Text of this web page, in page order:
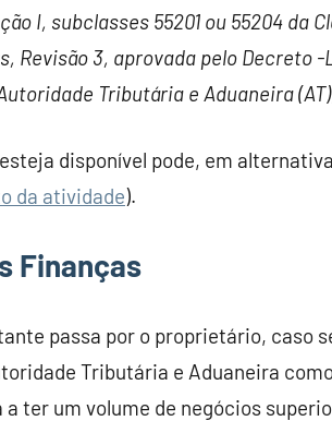
I, subclasses 55201 ou 55204 da
Revisão 3, aprovada pelo Decreto -
Tributária e Aduaneira
disponível pode, em
da atividade).
Finanças
passa por o proprietário, caso
Tributária e Aduaneira
a ter um volume de negócios